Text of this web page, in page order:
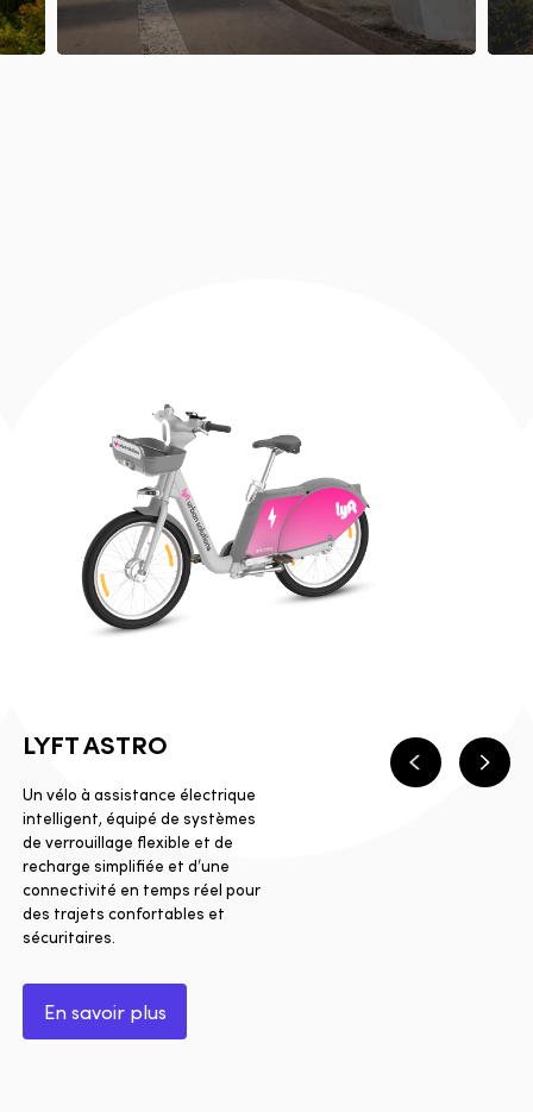
Précédent
LYFT ASTRO
Un vélo à assistance électrique
intelligent, équipé de systèmes
de verrouillage flexible et de
recharge simplifiée et d’une
connectivité en temps réel pour
des trajets confortables et
sécuritaires.
En savoir plus